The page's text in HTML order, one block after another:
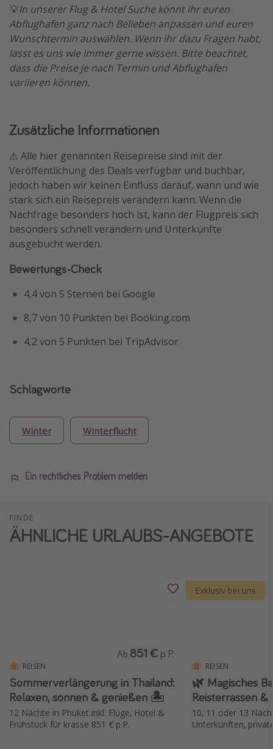
💡In unserer Flug & Hotel Suche könnt ihr euren
Abflughafen ganz nach Belieben anpassen und euren
Wunschtermin auswählen. Wenn ihr dazu Fragen habt,
lasst es uns wie immer gerne wissen. Bitte beachtet,
dass die Preise je nach Termin und Abflughafen
variieren können.
Zusätzliche Informationen
⚠️ Alle hier genannten Reisepreise sind mit der
Veröffentlichung des Deals verfügbar und buchbar,
jedoch haben wir keinen Einfluss darauf, wann und wie
stark sich ein Reisepreis verändern kann. Wenn die
Nachfrage besonders hoch ist, kann der Flugpreis sich
besonders schnell verändern und Unterkünfte
ausgebucht werden.
Bewertungs-Check
4,4 von 5 Sternen bei Google
8,7 von 10 Punkten bei Booking.com
4,2 von 5 Punkten bei TripAdvisor
Schlagworte
Winter Winterflucht
Ein rechtliches Problem melden
FINDE
ÄHNLICHE URLAUBS-ANGEBOTE
REISEN
Sommerverlängerung in Thailand:
Relaxen, sonnen & genießen 🏝️
12 Nächte in Phuket inkl. Flüge, Hotel &
Frühstück für krasse 851 € p.P.
Ab 851 € p. P.
Exklusiv bei uns
REISEN
🌿 Magisches
Reisterrassen
10, 11 oder 13
Unterkünften,